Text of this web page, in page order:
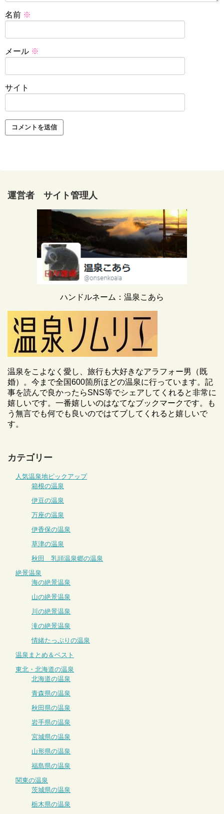
名前 ※
メール ※
サイト
運営者 サイト管理人
ハンドルネーム：温泉こあら
温泉をこよなく愛し、旅行も大好きなアラフォー男（既
婚）。今まで全国600箇所ほどの温泉に行っています。記
事を読んで良かったらSNS等でシェアしてくれると非常に
嬉しいです。一番嬉しいのはなてなブックマークです。も
う無言でも何でも良いのではてブしてくれると嬉しいで
す。
カテゴリー
人気温泉地ピックアップ
箱根の温泉
伊豆の温泉
万座の温泉
伊香保の温泉
草津の温泉
秋田 乳頭温泉郷の温泉
絶景温泉
海の絶景温泉
山の絶景温泉
川の絶景温泉
滝の絶景温泉
情緒たっぷりの温泉
温泉まとめ＆ベスト
東北・北海道の温泉
北海道の温泉
青森県の温泉
秋田県の温泉
岩手県の温泉
宮城県の温泉
山形県の温泉
福島県の温泉
関東の温泉
茨城県の温泉
栃木県の温泉